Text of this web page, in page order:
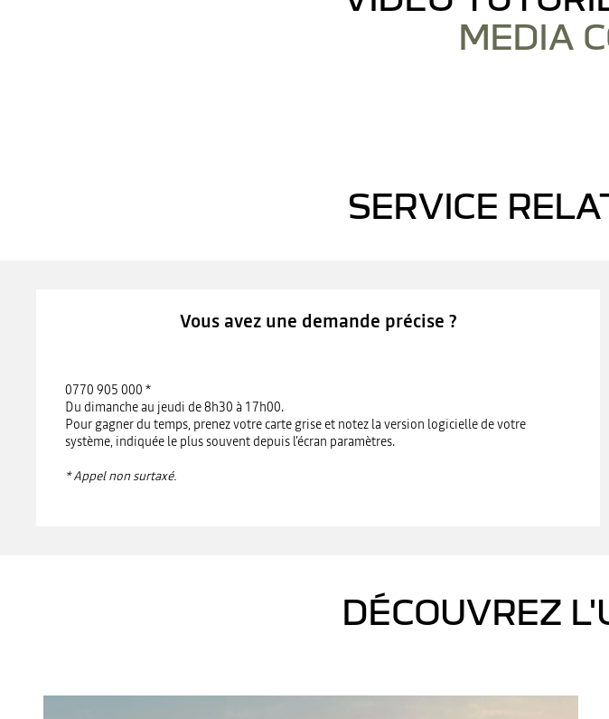
MEDIA
SERVICE
Vous avez une demande précise ?
0770 905 000 *
Du dimanche au jeudi de 8h30 à 17h00.
Pour gagner du temps, prenez votre carte grise et notez la version logicielle de votre
système, indiquée le plus souvent depuis l'écran paramètres.
* Appel non surtaxé.
DÉCOUVREZ